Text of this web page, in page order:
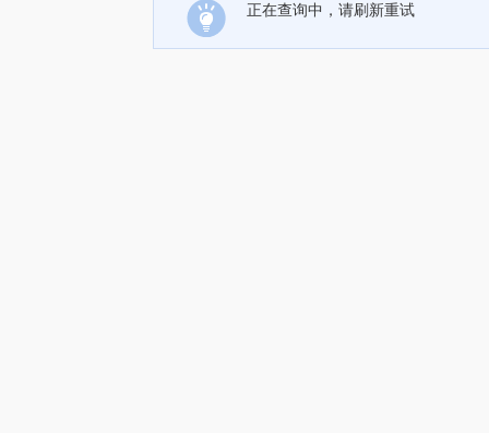
正在查询中，请刷新重试